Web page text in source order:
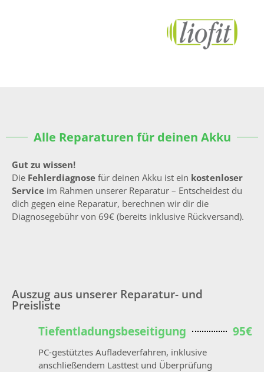
Alle Reparaturen für deinen Akku
Gut zu wissen!
Die Fehlerdiagnose für deinen Akku ist ein kostenloser
Service im Rahmen unserer Reparatur – Entscheidest du
dich gegen eine Reparatur, berechnen wir dir die
Diagnosegebühr von 69€ (bereits inklusive Rückversand).
Auszug aus unserer Reparatur- und
Preisliste
Tiefentladungsbeseitigung
95€
PC-gestütztes Aufladeverfahren, inklusive
anschließendem Lasttest und Überprüfung